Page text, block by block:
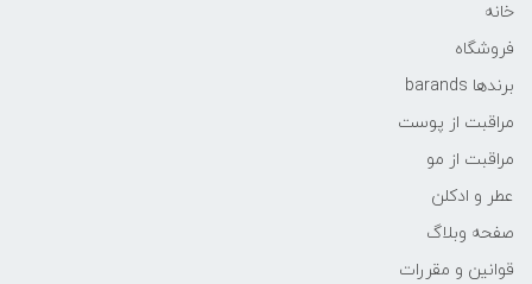
خانه
فروشگاه
برندها barands
مراقبت از پوست
مراقبت از مو
عطر و ادکلن
صفحه وبلاگ
قوانین و مقررات